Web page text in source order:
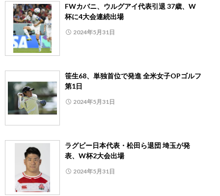
FWカバニ、ウルグアイ代表引退 37歳、W
杯に4大会連続出場
2024年5月31日
笹生68、単独首位で発進 全米女子OPゴルフ
第1日
2024年5月31日
ラグビー日本代表・松田ら退団 埼玉が発
表、W杯2大会出場
2024年5月31日